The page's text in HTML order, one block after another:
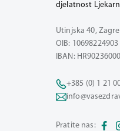
djelatnost
Utinjska 40,
OIB: 10698224903
IBAN:
+385 (0) 1 21
Pratite nas: